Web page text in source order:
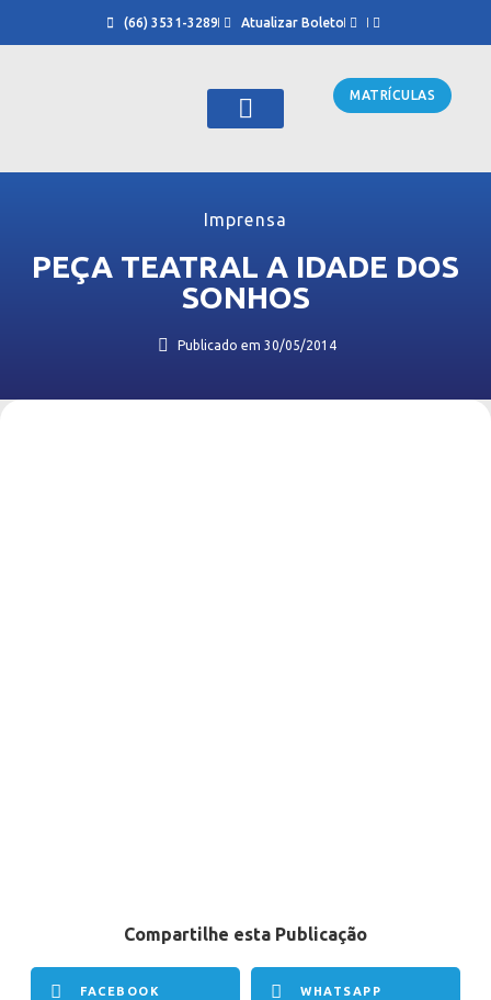
(66) 3531-3289 Atualizar Boleto
MATRÍCULAS
Imprensa
PEÇA TEATRAL A IDADE DOS
SONHOS
Publicado em 30/05/2014
Compartilhe esta Publicação
FACEBOOK WHATSAPP